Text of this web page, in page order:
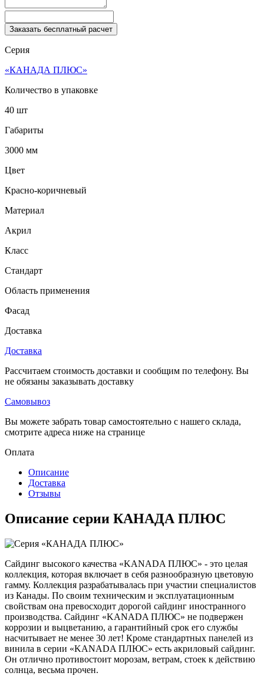
Заказать бесплатный расчет
Серия
«КАНАДА ПЛЮС»
Количество в упаковке
40 шт
Габариты
3000 мм
Цвет
Красно-коричневый
Материал
Акрил
Класс
Стандарт
Область применения
Фасад
Доставка
Доставка
Рассчитаем стоимость доставки и сообщим по телефону. Вы
не обязаны заказывать доставку
Самовывоз
Вы можете забрать товар самостоятельно с нашего склада,
смотрите адреса ниже на странице
Оплата
Описание
Доставка
Отзывы
Описание серии КАНАДА ПЛЮС
Сайдинг высокого качества «KANADA ПЛЮС» - это целая
коллекция, которая включает в себя разнообразную цветовую
гамму. Коллекция разрабатывалась при участии специалистов
из Канады. По своим техническим и эксплуатационным
свойствам она превосходит дорогой сайдинг иностранного
производства. Сайдинг «KANADA ПЛЮС» не подвержен
коррозии и выцветанию, а гарантийный срок его службы
насчитывает не менее 30 лет! Кроме стандартных панелей из
винила в серии «KANADA ПЛЮС» есть акриловый сайдинг.
Он отлично противостоит морозам, ветрам, стоек к действию
солнца, весьма прочен.